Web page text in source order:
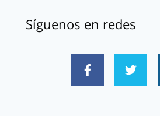
Síguenos en redes